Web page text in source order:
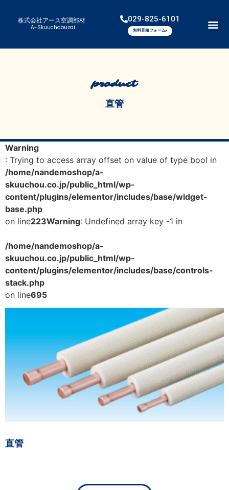
株式会社アース空調部材
A-Skuuchobuzai
029-825-6101
無料見積フォーム
product
直管
Warning
: Trying to access array offset on value of type bool in
/home/nandemoshop/a-
skuuchou.co.jp/public_html/wp-
content/plugins/elementor/includes/base/widget-
base.php
on line223Warning: Undefined array key -1 in
/home/nandemoshop/a-
skuuchou.co.jp/public_html/wp-
content/plugins/elementor/includes/base/controls-
stack.php
on line695
直管